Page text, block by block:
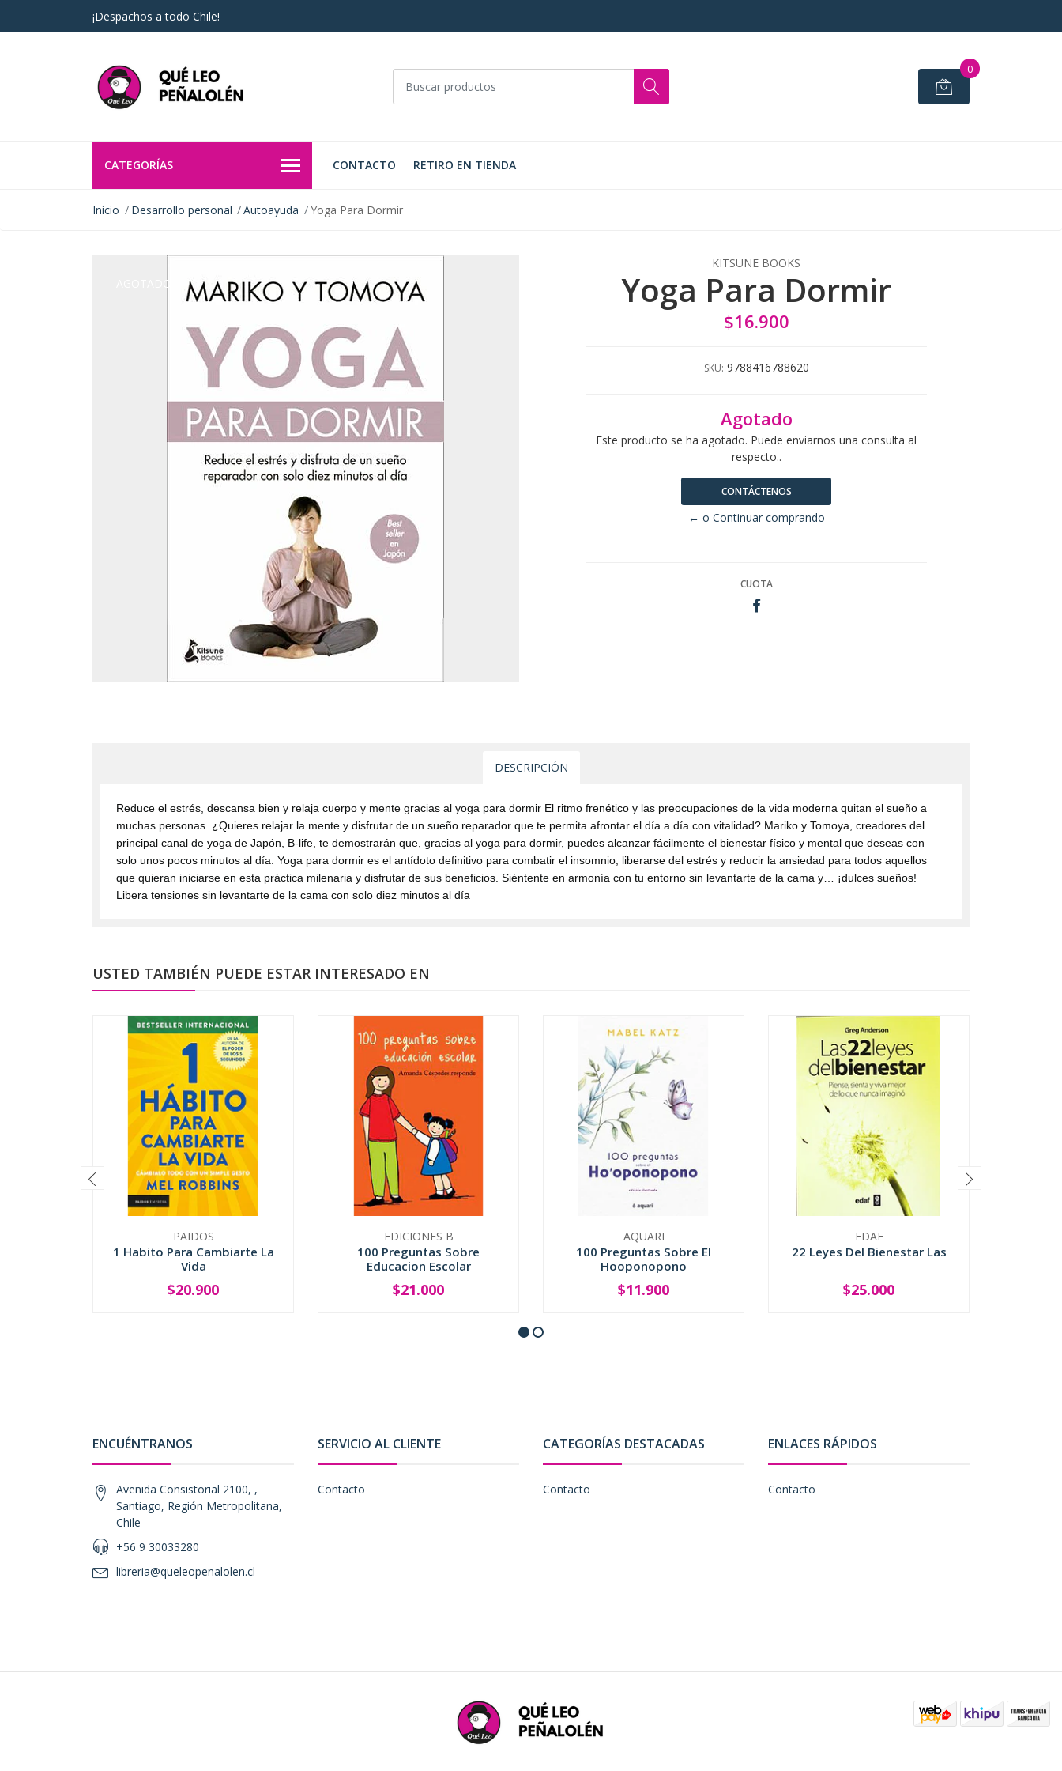
¡Despachos a todo Chile!
0
CATEGORÍAS CONTACTO RETIRO EN TIENDA
Inicio Desarrollo personal Autoayuda Yoga Para Dormir
AGOTADO
KITSUNE BOOKS
Yoga Para Dormir
$16.900
SKU: 9788416788620
Agotado
Este producto se ha agotado. Puede enviarnos una consulta al
respecto..
CONTÁCTENOS
← o Continuar comprando
CUOTA
DESCRIPCIÓN
Reduce el estrés, descansa bien y relaja cuerpo y mente gracias al yoga para dormir El ritmo frenético y las preocupaciones de la vida moderna quitan el sueño a
muchas personas. ¿Quieres relajar la mente y disfrutar de un sueño reparador que te permita afrontar el día a día con vitalidad? Mariko y Tomoya, creadores del
principal canal de yoga de Japón, B-life, te demostrarán que, gracias al yoga para dormir, puedes alcanzar fácilmente el bienestar físico y mental que deseas con
solo unos pocos minutos al día. Yoga para dormir es el antídoto definitivo para combatir el insomnio, liberarse del estrés y reducir la ansiedad para todos aquellos
que quieran iniciarse en esta práctica milenaria y disfrutar de sus beneficios. Siéntente en armonía con tu entorno sin levantarte de la cama y… ¡dulces sueños!
Libera tensiones sin levantarte de la cama con solo diez minutos al día
USTED TAMBIÉN PUEDE ESTAR INTERESADO EN
PAIDOS
1 Habito Para Cambiarte La
Vida
+
$20.900
EDICIONES B
100 Preguntas Sobre
Educacion Escolar
+
$21.000
AQUARI
100 Preguntas Sobre El
Hooponopono
+
$11.900
EDAF
22 Leyes Del Bienestar Las
+
$25.000
ENCUÉNTRANOS
Avenida Consistorial 2100, ,
Santiago, Región Metropolitana,
Chile
+56 9 30033280
libreria@queleopenalolen.cl
SERVICIO AL CLIENTE
Contacto
CATEGORÍAS DESTACADAS
Contacto
ENLACES RÁPIDOS
Contacto